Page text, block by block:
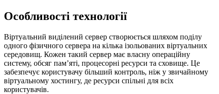
Особливості технології
Віртуальний виділений сервер створюється шляхом поділу
одного фізичного сервера на кілька ізольованих віртуальних
середовищ. Кожен такий сервер має власну операційну
систему, обсяг памʼяті, процесорні ресурси та сховище. Це
забезпечує користувачу більший контроль, ніж у звичайному
віртуальному хостингу, де ресурси спільні для всіх
користувачів.